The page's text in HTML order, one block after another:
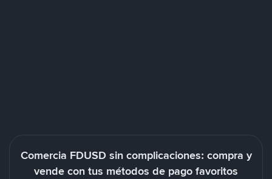
Comercia FDUSD sin complicaciones: compra y
vende con tus métodos de pago favoritos